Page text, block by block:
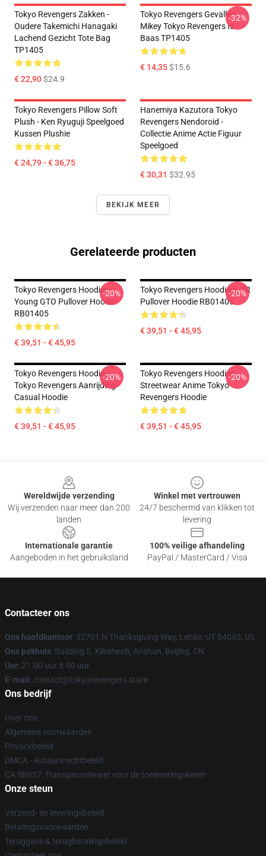
Tokyo Revengers Zakken -
Oudere Takemichi Hanagaki
Lachend Gezicht Tote Bag
TP1405
€ 22,90$24.9
Tokyo Revengers Gevallen
Mikey Tokyo Revengers Is
Baas TP1405
€ 14,35$15.6
-32%
Tokyo Revengers Pillow Soft
Plush - Ken Ryuguji Speelgoed
Kussen Plushie
€ 24,79 - € 36,75
Hanemiya Kazutora Tokyo
Revengers Nendoroid -
Collectie Anime Actie Figuur
Speelgoed
€ 30,31 $32.95
BEKIJK MEER
Gerelateerde producten
Tokyo Revengers Hoodies -
Young GTO Pullover Hoodie
RB01405
€ 39,51 - € 45,95
-20%
Tokyo Revengers Hoodies - TR
Pullover Hoodie RB01405
€ 39,51 - € 45,95
-20%
Tokyo Revengers Hoodies -
Tokyo Revengers Aanrijding
Casual Hoodie
€ 39,51 - € 45,95
-20%
Tokyo Revengers Hoodies -
Streetwear Anime Tokyo
Revengers Hoodie
€ 39,51 - € 45,95
-20%
Wereldwijde verzending
Wij verzenden naar meer dan 200
landen
Winkel met vertrouwen
24/7 beschermd van klikken tot
levering
Internationale garantie
Aangeboden in het gebruiksland
100% veilige afhandeling
PayPal / MasterCard / Visa
Contacteer ons
Ons hoofdkantoor: 52701 N Thanksgiving Way, Lehite, UT 84043, US
Ons pakhuis: Building 5, Xibahexili, Anshun, Beijing, CN
Uur: 21.00 uur 5.00 uur
E-mail : contact@tokyorevengers.store
Ons bedrijf
Over ons
Algemene voorwaarden
Privacybeleid
DMCA - Auteursrechtbeleid
CA SB657: Transparantiewet voor de toeleveringsketen
Onze steun
Verzend- en leveringsbeleid
Betalingsvoorwaarden
Teruggave & terugbetalingsbeleid